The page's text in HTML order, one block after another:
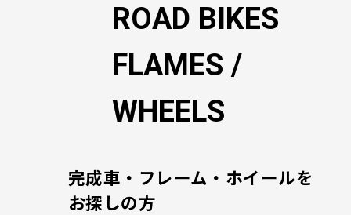
ROAD BIKES
FLAMES /
WHEELS
完成車・フレーム・ホイールを
お探しの方